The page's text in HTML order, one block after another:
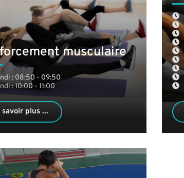
musculaire
: 08:50 - 09:50
: 10:00 - 11:00
savoir plus ...